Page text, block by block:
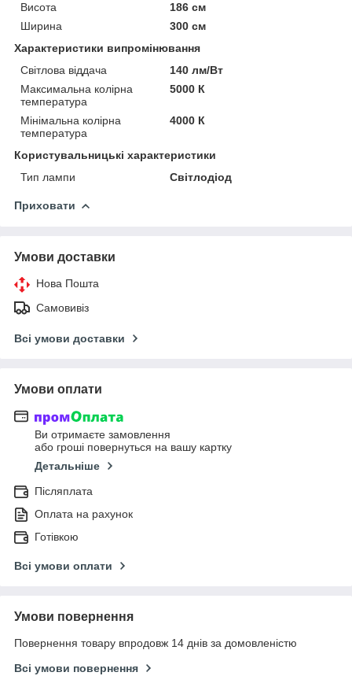
Висота
186 см
Ширина
300 см
Характеристики випромінювання
Світлова віддача
140 лм/Вт
Максимальна колірна
температура
5000 К
Мінімальна колірна
температура
4000 К
Користувальницькі характеристики
Тип лампи
Світлодіод
Приховати
Умови доставки
Нова Пошта
Самовивіз
Всі умови доставки
Умови оплати
Ви отримаєте замовлення
або гроші повернуться на вашу картку
Детальніше
Післяплата
Оплата на рахунок
Готівкою
Всі умови оплати
Умови повернення
Повернення товару впродовж 14 днів за домовленістю
Всі умови повернення